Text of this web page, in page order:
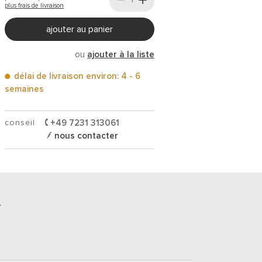
plus frais de livraison
ajouter au panier
ou ajouter à la liste
délai de livraison environ: 4 - 6
semaines
conseil
+49 7231 313061
nous contacter